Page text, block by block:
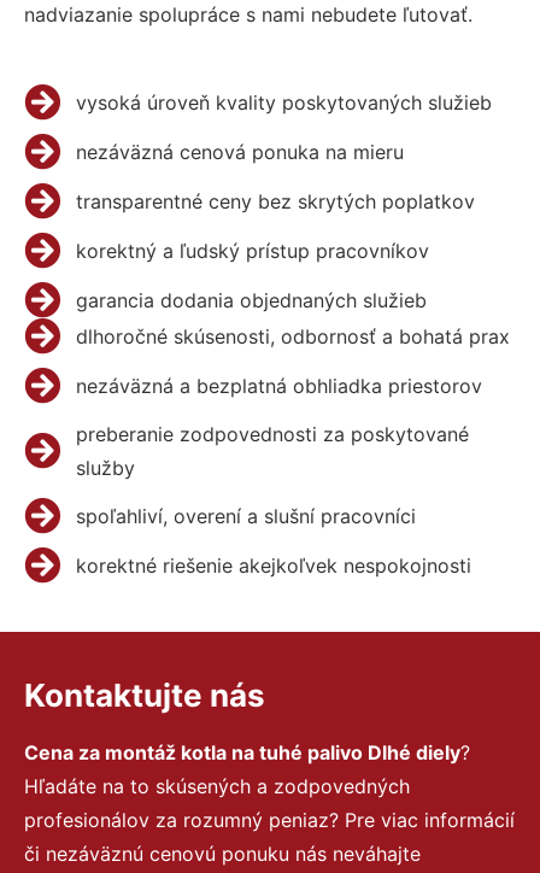
nadviazanie spolupráce s nami nebudete ľutovať.
vysoká úroveň kvality poskytovaných služieb
nezáväzná cenová ponuka na mieru
transparentné ceny bez skrytých poplatkov
korektný a ľudský prístup pracovníkov
garancia dodania objednaných služieb
dlhoročné skúsenosti, odbornosť a bohatá prax
nezáväzná a bezplatná obhliadka priestorov
preberanie zodpovednosti za poskytované
služby
spoľahliví, overení a slušní pracovníci
korektné riešenie akejkoľvek nespokojnosti
Kontaktujte nás
Cena za montáž kotla na tuhé palivo Dlhé diely?
Hľadáte na to skúsených a zodpovedných
profesionálov za rozumný peniaz? Pre viac informácií
či nezáväznú cenovú ponuku nás neváhajte